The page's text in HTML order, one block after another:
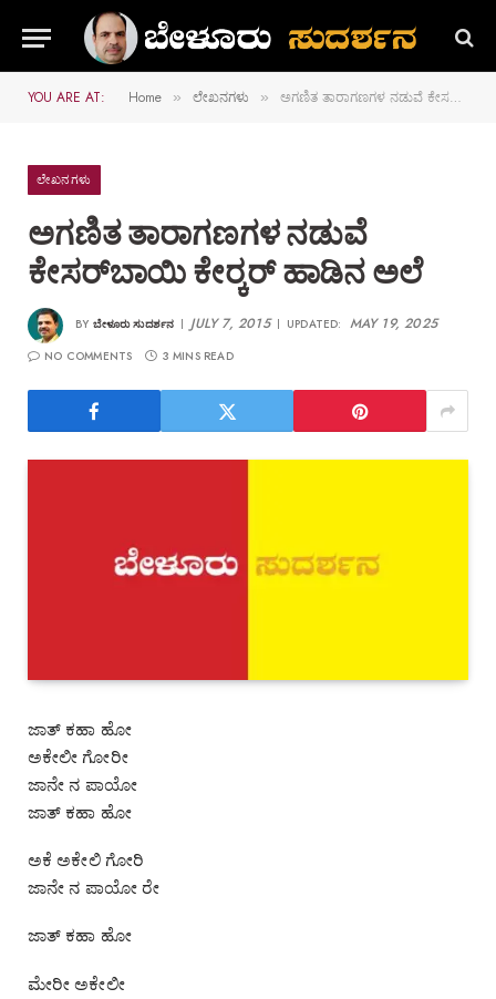
YOU ARE AT: Home » ಲೇಖನಗಳು » ಅಗಣಿತ ತಾರಾಗಣಗಳ ನಡುವೆ ಕೇಸರ್‌ಬಾಯಿ ಕೇರ್‍ಕರ್‌ ಹಾಡಿನ ಅಲೆ
ಲೇಖನಗಳು
ಅಗಣಿತ ತಾರಾಗಣಗಳ ನಡುವೆ
ಕೇಸರ್‌ಬಾಯಿ ಕೇರ್‍ಕರ್‌ ಹಾಡಿನ ಅಲೆ
BY ಬೇಳೂರು ಸುದರ್ಶನ JULY 7, 2015 UPDATED: MAY 19, 2025
NO COMMENTS 3 MINS READ
ಜಾತ್‌ ಕಹಾ ಹೋ
ಅಕೇಲೀ ಗೋರೀ
ಜಾನೇ ನ ಪಾಯೋ
ಜಾತ್‌ ಕಹಾ ಹೋ
ಅಕೆ ಅಕೇಲಿ ಗೋರಿ
ಜಾನೇ ನ ಪಾಯೋ ರೇ
ಜಾತ್‌ ಕಹಾ ಹೋ
ಮೇರೀ ಅಕೇಲೀ